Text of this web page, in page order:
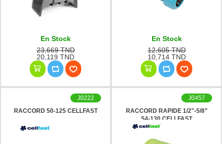
En Stock
23,669 TND
20,119 TND
En Stock
12,605 TND
10,714 TND
RACCORD 50-125 CELLFAST
J0222
RACCORD RAPIDE 1/2"-5/8"
54-130 CELLFAST
J0457